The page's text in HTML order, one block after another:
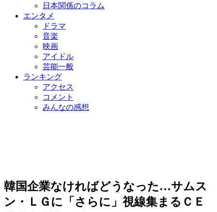
日本関係のコラム
エンタメ
ドラマ
音楽
映画
アイドル
芸能一般
ランキング
アクセス
コメント
みんなの感想
韓国企業なければどうなった…サムス
ン・ＬＧに「さらに」視線集まるＣＥ